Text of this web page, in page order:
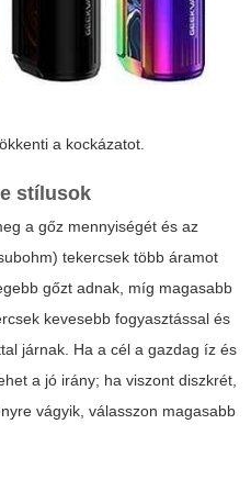
a kockázatot.
stílusok
a gőz mennyiségét és az
tekercsek több áramot
gőzt adnak, míg magasabb
kevesebb fogyasztással és
járnak. Ha a cél a gazdag íz és
a jó irány; ha viszont diszkrét,
vágyik, válasszon magasabb